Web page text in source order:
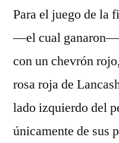
Para el juego de la
—el cual
con un chevrón
rosa roja de
lado izquierdo del
únicamente de sus